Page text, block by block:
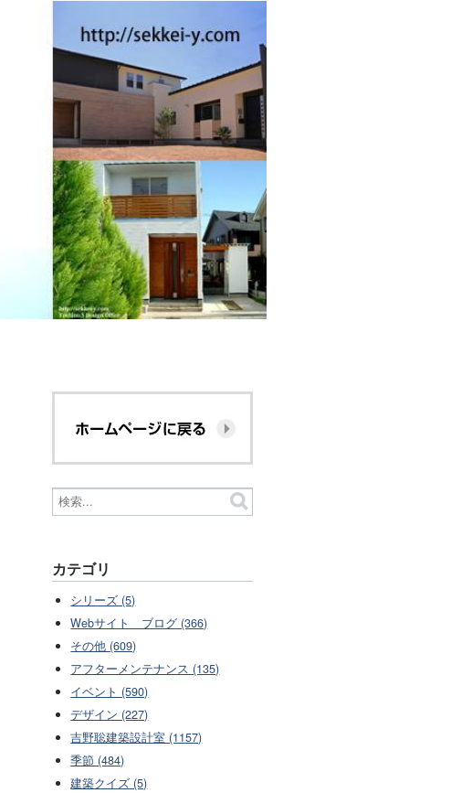
カテゴリ
シリーズ (5)
Webサイト ブログ (366)
その他 (609)
アフターメンテナンス (135)
イベント (590)
デザイン (227)
吉野聡建築設計室 (1157)
季節 (484)
建築クイズ (5)